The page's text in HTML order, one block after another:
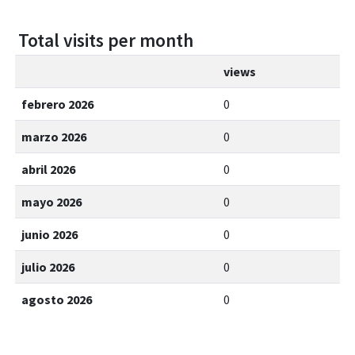
Total visits per month
views
febrero 2026 0
marzo 2026 0
abril 2026 0
mayo 2026 0
junio 2026 0
julio 2026 0
agosto 2026 0